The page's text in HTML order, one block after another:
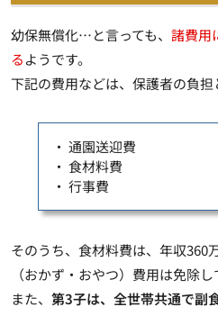
幼保無償化…と言っても、 諸費用
るようです。
下記の費用などは、保護者の負担
・ 通園送迎費
・ 食材料費
・ 行事費
そのうち、食材料費は、年収360
（おかず・おやつ）費用は免除し
また、 第3子は、全世帯共通で副